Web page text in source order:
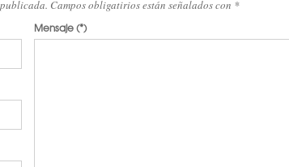
Campos obligatirios están señalados con *
Mensaje(*)